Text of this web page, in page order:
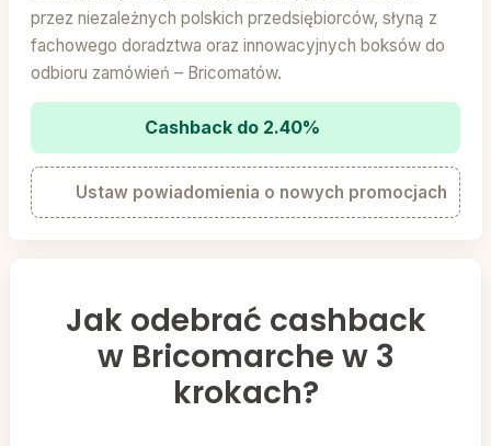
przez niezależnych polskich przedsiębiorców, słyną z
fachowego doradztwa oraz innowacyjnych boksów do
odbioru zamówień – Bricomatów.
Cashback do 2.40%
Ustaw powiadomienia o nowych promocjach
Jak odebrać cashback
w Bricomarche w 3
krokach?